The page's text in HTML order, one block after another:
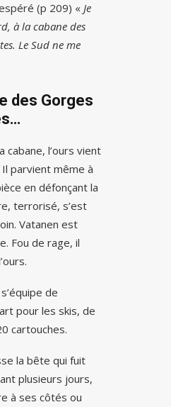
(p 209) « Je
à la cabane des
Le Sud ne me
des Gorges
cabane, l’ours vient
parvient même à
en défonçant la
terrorisé, s’est
Vatanen est
Fou de rage, il
de
pour les skis, de
cartouches.
la bête qui fuit
plusieurs jours,
à ses côtés ou